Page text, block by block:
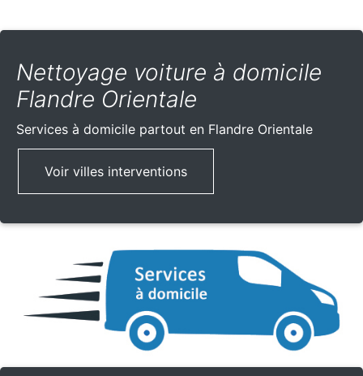
Nettoyage voiture à domicile
Flandre Orientale
Services à domicile partout en Flandre Orientale
Voir villes interventions